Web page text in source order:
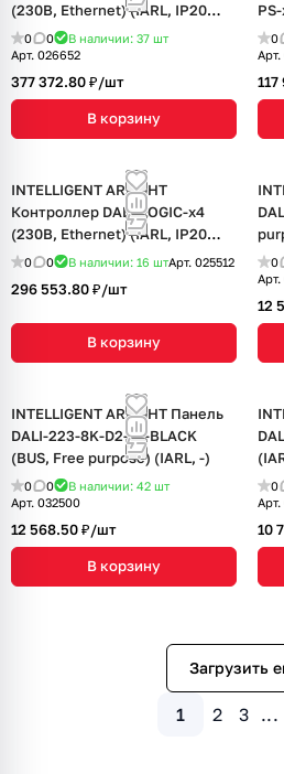
(230B, Ethernet) (IARL, IP20
Пластик, 2 года)
0 0 В наличии: 37 шт
Арт. 026652
377 372.80 ₽/шт
В корзину
0
Арт.
INTELLIGENT ARLIGHT
Контроллер DALI-LOGIC-x4
(230B, Ethernet) (IARL, IP20
Пластик, 2 года)
0 0 В наличии: 16 штАрт. 025512
296 553.80 ₽/шт
В корзину
0
Арт.
12
INTELLIGENT ARLIGHT Панель
DALI-223-8K-D2-IN-BLACK
(BUS, Free purpose) (IARL, -)
0 0 В наличии: 42 шт
Арт. 032500
12 568.50 ₽/шт
В корзину
0
Арт.
10
Загрузить
1 2 3 ...